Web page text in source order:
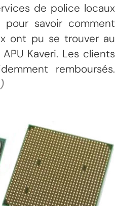
de police locaux
savoir comment
ont pu se trouver au
Kaveri. Les clients
remboursés.